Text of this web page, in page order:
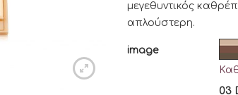
μεγεθυντικός
απλούστερη.
image
03